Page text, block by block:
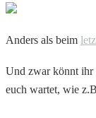
Anders als beim
Und zwar könnt ihr
euch wartet, wie